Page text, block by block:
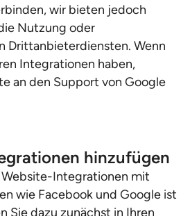
wir bieten jedoch
Nutzung oder
Drittanbieterdiensten. Wenn
Integrationen haben,
an den Support von Google
hinzufügen
Integrationen mit
wie Facebook und Google ist
Sie dazu zunächst in Ihren